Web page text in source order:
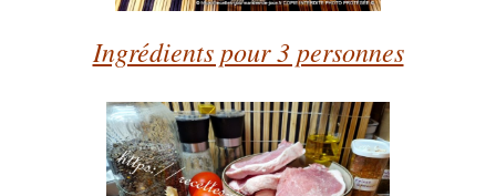
Ingrédients pour 3 personnes